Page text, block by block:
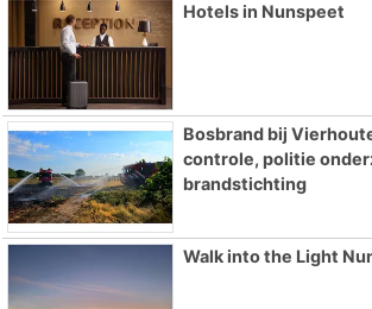
Hotels in Nunspeet
Bosbrand bij
controle, politie
brandstichting
Walk into the Light